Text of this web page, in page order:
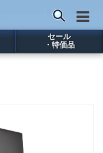
セール
・特価品